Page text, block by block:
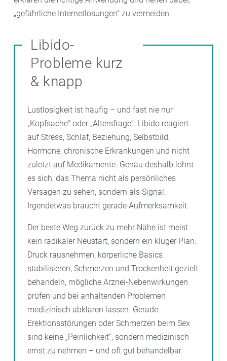
„gefährliche Internetlösungen“ zu vermeiden.
Libido-
Probleme kurz
& knapp
Lustlosigkeit ist häufig – und fast nie nur
„Kopfsache“ oder „Altersfrage“. Libido reagiert
auf Stress, Schlaf, Beziehung, Selbstbild,
Hormone, chronische Erkrankungen und nicht
zuletzt auf Medikamente. Genau deshalb lohnt
es sich, das Thema nicht als persönliches
Versagen zu sehen, sondern als Signal:
Irgendetwas braucht gerade Aufmerksamkeit.
Der beste Weg zurück zu mehr Nähe ist meist
kein radikaler Neustart, sondern ein kluger Plan:
Druck rausnehmen, körperliche Basics
stabilisieren, Schmerzen und Trockenheit gezielt
behandeln, mögliche Arznei-Nebenwirkungen
prüfen und bei anhaltenden Problemen
medizinisch abklären lassen. Gerade
Erektionsstörungen oder Schmerzen beim Sex
sind keine „Peinlichkeit“, sondern medizinisch
ernst zu nehmen – und oft gut behandelbar.